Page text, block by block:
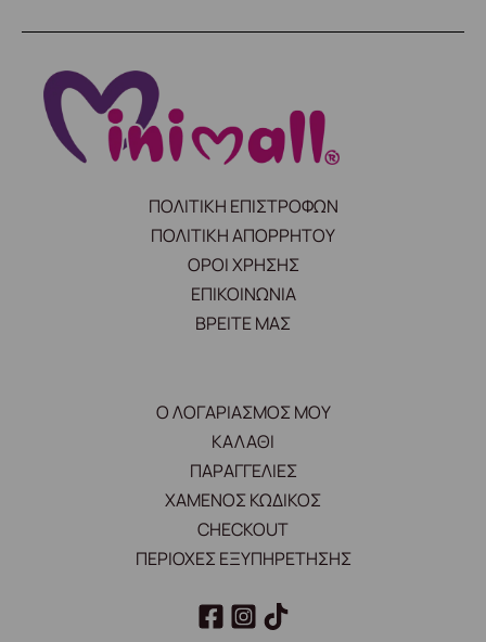
ΠΟΛΙΤΙΚΗ ΕΠΙΣΤΡΟΦΩΝ
ΠΟΛΙΤΙΚΗ ΑΠΟΡΡΗΤΟΥ
ΟΡΟΙ ΧΡΗΣΗΣ
ΕΠΙΚΟΙΝΩΝΙΑ
ΒΡΕΙΤΕ ΜΑΣ
Ο ΛΟΓΑΡΙΑΣΜΟΣ ΜΟΥ
ΚΑΛΑΘΙ
ΠΑΡΑΓΓΕΛΙΕΣ
ΧΑΜΕΝΟΣ ΚΩΔΙΚΟΣ
CHECKOUT
ΠΕΡΙΟΧΕΣ ΕΞΥΠΗΡΕΤΗΣΗΣ